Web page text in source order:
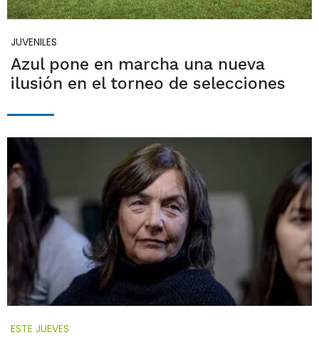
JUVENILES
Azul pone en marcha una nueva
ilusión en el torneo de selecciones
ESTE JUEVES